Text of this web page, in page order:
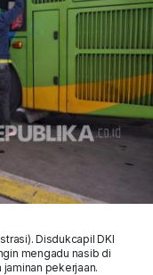
Disdukcapil DKI
mengadu nasib di
pekerjaan.